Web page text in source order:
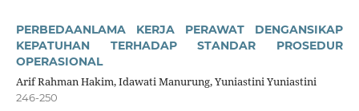
PERBEDAANLAMA KERJA PERAWAT DENGANSIKAP
KEPATUHAN TERHADAP STANDAR PROSEDUR
OPERASIONAL
Arif Rahman Hakim, Idawati Manurung, Yuniastini Yuniastini
246-250